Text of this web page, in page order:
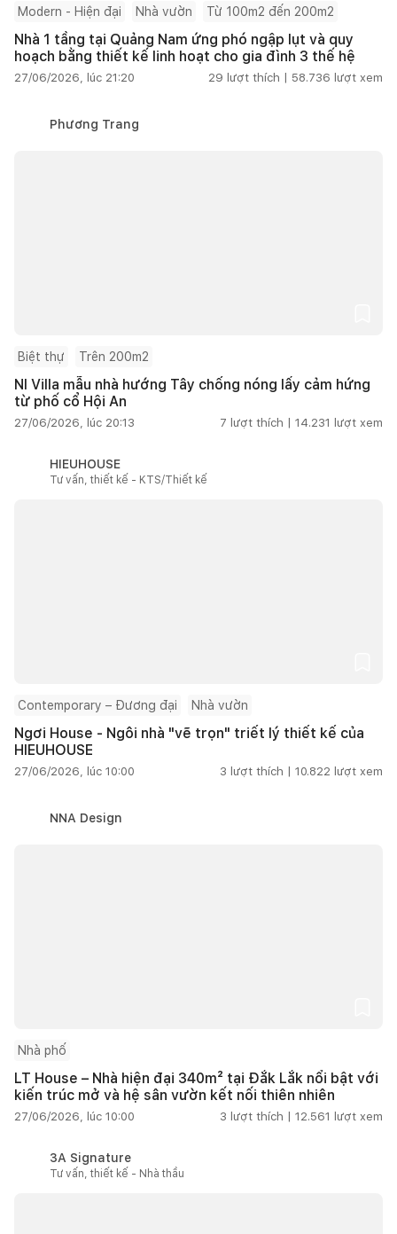
Modern - Hiện đại Nhà vườn Từ 100m2 đến 200m2
Nhà 1 tầng tại Quảng Nam ứng phó ngập lụt và quy
hoạch bằng thiết kế linh hoạt cho gia đình 3 thế hệ
27/06/2026, lúc 21:20 29 lượt thích | 58.736 lượt xem
Phương Trang
Biệt thự Trên 200m2
NI Villa mẫu nhà hướng Tây chống nóng lấy cảm hứng
từ phố cổ Hội An
27/06/2026, lúc 20:13 7 lượt thích | 14.231 lượt xem
HIEUHOUSE
Tư vấn, thiết kế - KTS/Thiết kế
Contemporary – Đương đại Nhà vườn
Ngơi House - Ngôi nhà "vẽ trọn" triết lý thiết kế của
HIEUHOUSE
27/06/2026, lúc 10:00 3 lượt thích | 10.822 lượt xem
NNA Design
Nhà phố
LT House – Nhà hiện đại 340m² tại Đắk Lắk nổi bật với
kiến trúc mở và hệ sân vườn kết nối thiên nhiên
27/06/2026, lúc 10:00 3 lượt thích | 12.561 lượt xem
3A Signature
Tư vấn, thiết kế - Nhà thầu